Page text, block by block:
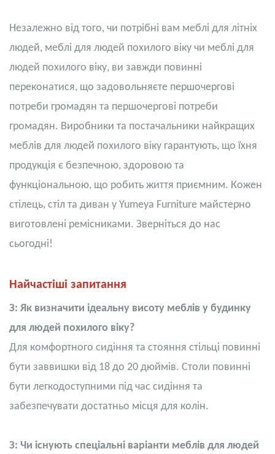
Незалежно від того, чи потрібні вам меблі для літніх
людей, меблі для людей похилого віку чи меблі для
людей похилого віку, ви завжди повинні
переконатися, що задовольняєте першочергові
потреби громадян та першочергові потреби
громадян. Виробники та постачальники найкращих
меблів для людей похилого віку гарантують, що їхня
продукція є безпечною, здоровою та
функціональною, що робить життя приємним. Кожен
стілець, стіл та диван у Yumeya Furniture майстерно
виготовлені ремісниками. Зверніться до нас
сьогодні!
Найчастіші запитання
З: Як визначити ідеальну висоту меблів у будинку
для людей похилого віку?
Для комфортного сидіння та стояння стільці повинні
бути заввишки від 18 до 20 дюймів. Столи повинні
бути легкодоступними під час сидіння та
забезпечувати достатньо місця для колін.
З: Чи існують спеціальні варіанти меблів для людей